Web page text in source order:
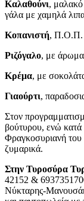
Καλαθούνι, μαλακό
γάλα με χαμηλά
Κοπανιστή, Π.Ο.Π.
Ριζόγαλο, με άρωμα
Κρέμα, με
Γιαούρτι,
Στον
βούτυρου, ενώ κατά
Φραγκοσυριανή του
ζυμαρικά.
Στην Τυροσύρα
42152 &
Νύκταρης-